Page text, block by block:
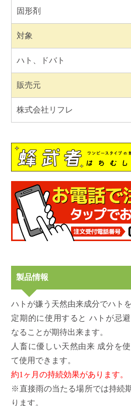
固形剤
対象
ハト、ドバト
販売元
株式会社リフレ
製品情報
ハトが嫌う天然由来成分でハト
定期的に使用すると ハトが忌
なることが期待出来ます。
人畜に優しい天然由来 成分を
て使用できます。
約1ヶ月の持続効果があります。
※直接雨の当たる場所では持続
ります。